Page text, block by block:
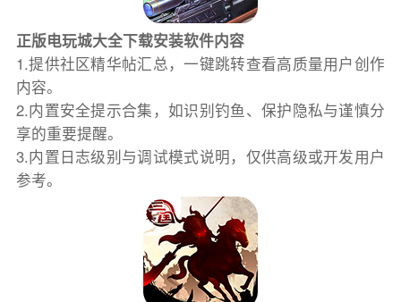
正版电玩城大全下载安装软件内容
1.提供社区精华帖汇总，一键跳转查看高质量用户创作
内容。
2.内置安全提示合集，如识别钓鱼、保护隐私与谨慎分
享的重要提醒。
3.内置日志级别与调试模式说明，仅供高级或开发用户
参考。